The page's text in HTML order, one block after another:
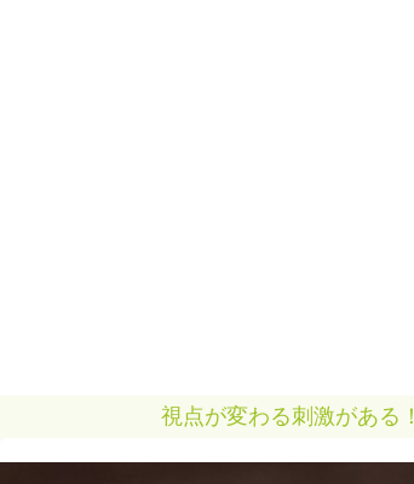
視点が変わる刺激がある！